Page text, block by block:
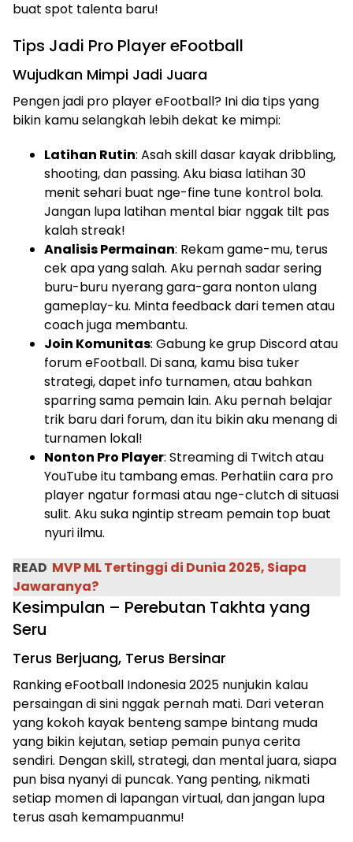
buat spot talenta baru!
Tips Jadi Pro Player eFootball
Wujudkan Mimpi Jadi Juara
Pengen jadi pro player eFootball? Ini dia tips yang
bikin kamu selangkah lebih dekat ke mimpi:
Latihan Rutin: Asah skill dasar kayak dribbling,
shooting, dan passing. Aku biasa latihan 30
menit sehari buat nge-fine tune kontrol bola.
Jangan lupa latihan mental biar nggak tilt pas
kalah streak!
Analisis Permainan: Rekam game-mu, terus
cek apa yang salah. Aku pernah sadar sering
buru-buru nyerang gara-gara nonton ulang
gameplay-ku. Minta feedback dari temen atau
coach juga membantu.
Join Komunitas: Gabung ke grup Discord atau
forum eFootball. Di sana, kamu bisa tuker
strategi, dapet info turnamen, atau bahkan
sparring sama pemain lain. Aku pernah belajar
trik baru dari forum, dan itu bikin aku menang di
turnamen lokal!
Nonton Pro Player: Streaming di Twitch atau
YouTube itu tambang emas. Perhatiin cara pro
player ngatur formasi atau nge-clutch di situasi
sulit. Aku suka ngintip stream pemain top buat
nyuri ilmu.
READ MVP ML Tertinggi di Dunia 2025, Siapa
Jawaranya?
Kesimpulan – Perebutan Takhta yang
Seru
Terus Berjuang, Terus Bersinar
Ranking eFootball Indonesia 2025 nunjukin kalau
persaingan di sini nggak pernah mati. Dari veteran
yang kokoh kayak benteng sampe bintang muda
yang bikin kejutan, setiap pemain punya cerita
sendiri. Dengan skill, strategi, dan mental juara, siapa
pun bisa nyanyi di puncak. Yang penting, nikmati
setiap momen di lapangan virtual, dan jangan lupa
terus asah kemampuanmu!